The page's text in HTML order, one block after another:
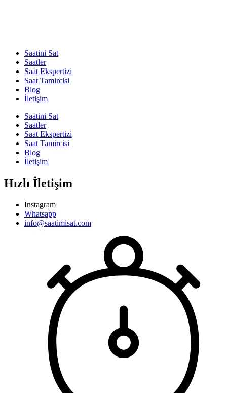
Saatini Sat
Saatler
Saat Ekspertizi
Saat Tamircisi
Blog
İletişim
Saatini Sat
Saatler
Saat Ekspertizi
Saat Tamircisi
Blog
İletişim
Hızlı İletişim
Instagram
Whatsapp
info@saatimisat.com